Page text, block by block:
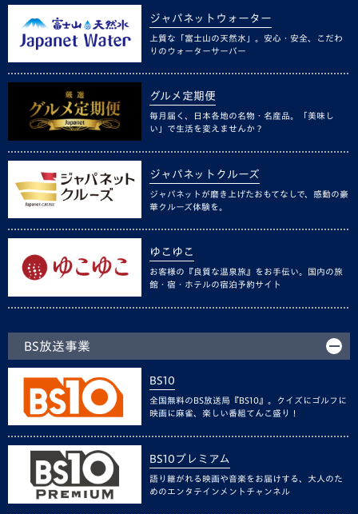
ジャパネットウォーター
上質な「富士山の天然水」。安心・安全、こだわ
りのウォーターサーバー
グルメ定期便
毎月届く、日本各地の名物・名産品。「美味し
い」で生活を変えませんか？
ジャパネットクルーズ
ジャパネットが磨き上げたおもてなしで、感動の豪
華クルーズ体験を。
ゆこゆこ
お客様の『良質な温泉旅』をお手伝い。国内の旅
館・宿・ホテルの宿泊予約サイト
BS放送事業
BS10
全国無料のBS放送局『BS10』。クイズにゴルフに
映画に麻雀、楽しい番組てんこ盛り！
BS10プレミアム
語り継がれる映画や音楽をお届けする、大人のた
めのエンタテインメントチャンネル